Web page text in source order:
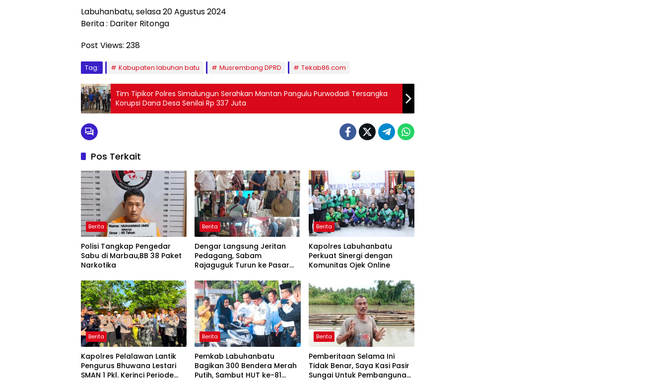
Labuhanbatu, selasa 20 Agustus 2024
Berita : Dariter Ritonga
Post Views: 238
Tag: Kabupaten labuhan batu Musrembang DPRD Tekab86.com
Tim Tipikor Polres Simalungun Serahkan Mantan Pangulu Purwodadi Tersangka
Korupsi Dana Desa Senilai Rp 337 Juta
Pos Terkait
Berita
Polisi Tangkap Pengedar
Sabu di Marbau,BB 38 Paket
Narkotika
Berita
Dengar Langsung Jeritan
Pedagang, Sabam
Rajaguguk Turun ke Pasar
Berita
Kapolres Labuhanbatu
Perkuat Sinergi dengan
Komunitas Ojek Online
Berita
Kapolres Pelalawan Lantik
Pengurus Bhuwana Lestari
SMAN 1 Pkl. Kerinci Periode
Berita
Pemkab Labuhanbatu
Bagikan 300 Bendera Merah
Putih, Sambut HUT ke-81
Berita
Pemberitaan Selama Ini
Tidak Benar, Saya Kasi Pasir
Sungai Untuk Pembangunan